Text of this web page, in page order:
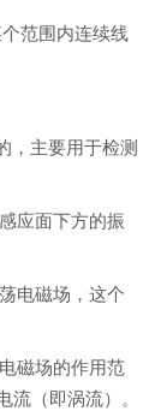
范围内连续线
，主要用于检测
应面下方的振
电磁场，这个
磁场的作用范
流（即涡流）。